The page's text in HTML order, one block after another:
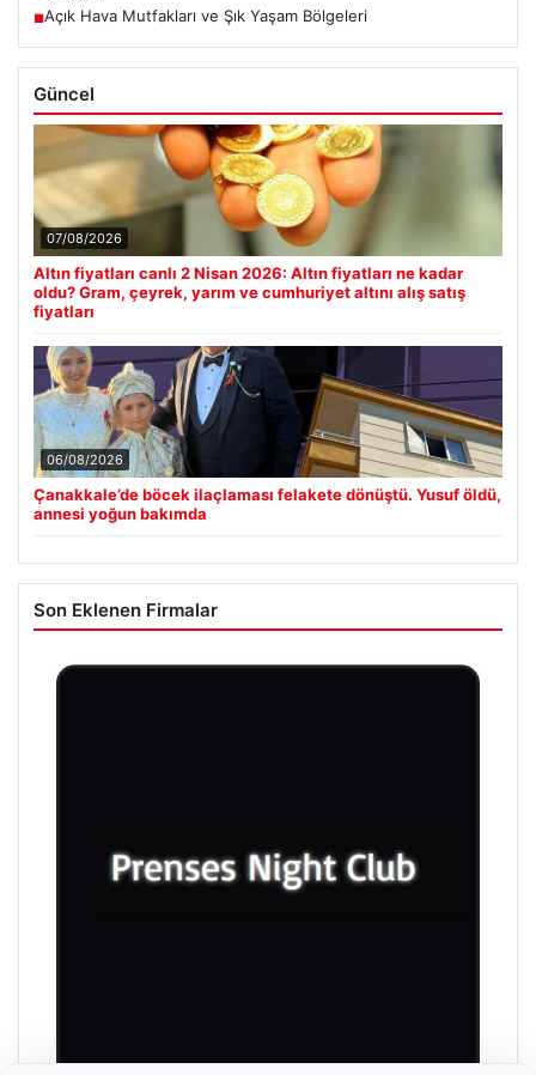
■Açık Hava Mutfakları ve Şık Yaşam Bölgeleri
Güncel
07/08/2026
Altın fiyatları canlı 2 Nisan 2026: Altın fiyatları ne kadar
oldu? Gram, çeyrek, yarım ve cumhuriyet altını alış satış
fiyatları
06/08/2026
Çanakkale’de böcek ilaçlaması felakete dönüştü. Yusuf öldü,
annesi yoğun bakımda
Son Eklenen Firmalar